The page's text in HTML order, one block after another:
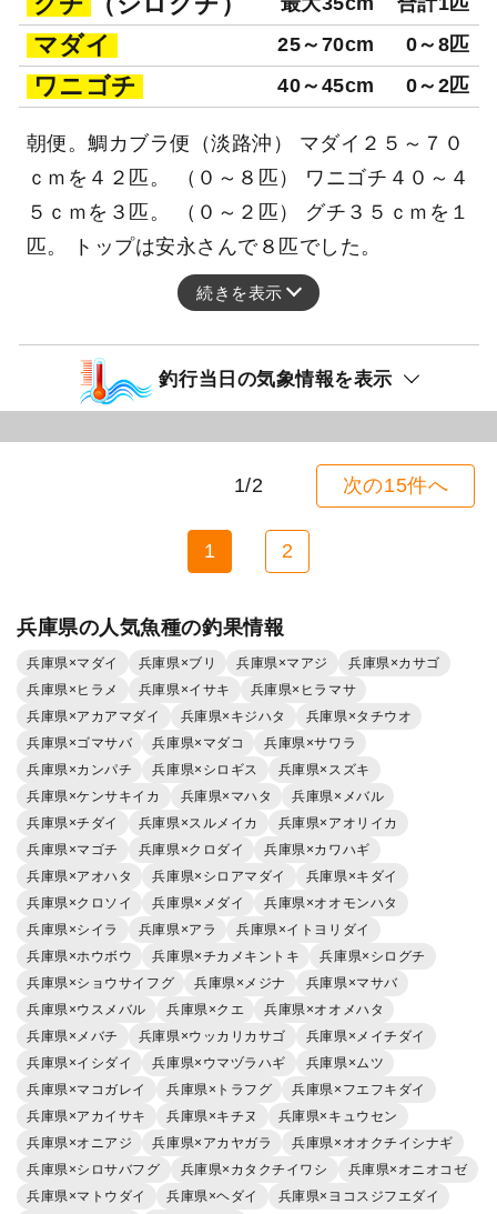
マダイ 25～70cm 0～8匹
ワニゴチ 40～45cm 0～2匹
朝便。鯛カブラ便（淡路沖） マダイ２５～７０
ｃｍを４２匹。 （０～８匹） ワニゴチ４０～４
５ｃｍを３匹。 （０～２匹） グチ３５ｃｍを１
匹。 トップは安永さんで８匹でした。
続きを表示
釣行当日の気象情報を表示
1/2 次の15件へ
1 2
兵庫県の人気魚種の釣果情報
兵庫県×マダイ 兵庫県×ブリ 兵庫県×マアジ
兵庫県×カサゴ
兵庫県×ヒラメ
兵庫県×イサキ
兵庫県×ヒラマサ
兵庫県×アカアマダイ
兵庫県×キジハタ
兵庫県×タチウオ
兵庫県×ゴマサバ
兵庫県×マダコ
兵庫県×サワラ
兵庫県×カンパチ
兵庫県×シロギス
兵庫県×スズキ
兵庫県×ケンサキイカ
兵庫県×マハタ
兵庫県×メバル
兵庫県×チダイ
兵庫県×スルメイカ
兵庫県×アオリイカ
兵庫県×マゴチ
兵庫県×クロダイ
兵庫県×カワハギ
兵庫県×アオハタ
兵庫県×シロアマダイ
兵庫県×キダイ
兵庫県×クロソイ
兵庫県×メダイ
兵庫県×オオモンハタ
兵庫県×シイラ
兵庫県×アラ
兵庫県×イトヨリダイ
兵庫県×ホウボウ
兵庫県×チカメキントキ
兵庫県×シログチ
兵庫県×ショウサイフグ
兵庫県×メジナ
兵庫県×マサバ
兵庫県×ウスメバル
兵庫県×クエ
兵庫県×オオメハタ
兵庫県×メバチ
兵庫県×ウッカリカサゴ
兵庫県×メイチダイ
兵庫県×イシダイ
兵庫県×ウマヅラハギ
兵庫県×ムツ
兵庫県×マコガレイ
兵庫県×トラフグ
兵庫県×フエフキダイ
兵庫県×アカイサキ
兵庫県×キチヌ
兵庫県×キュウセン
兵庫県×オニアジ
兵庫県×アカヤガラ
兵庫県×オオクチイシナギ
兵庫県×シロサバフグ
兵庫県×カタクチイワシ
兵庫県×オニオコゼ
兵庫県×マトウダイ
兵庫県×ヘダイ
兵庫県×ヨコスジフエダイ